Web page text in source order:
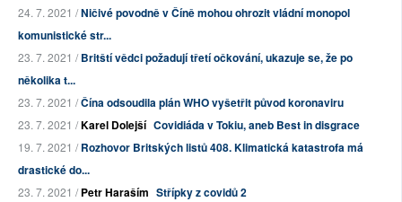
24. 7. 2021 /Ničivé povodně v Číně mohou ohrozit vládní monopol
komunistické str...
23. 7. 2021 /Britští vědci požadují třetí očkování, ukazuje se, že po
několika t...
23. 7. 2021 /Čína odsoudila plán WHO vyšetřit původ koronaviru
23. 7. 2021 /Karel Dolejší Covidiáda v Tokiu, aneb Best in disgrace
19. 7. 2021 /Rozhovor Britských listů 408. Klimatická katastrofa má
drastické do...
23. 7. 2021 /Petr Haraším Střípky z covidů 2